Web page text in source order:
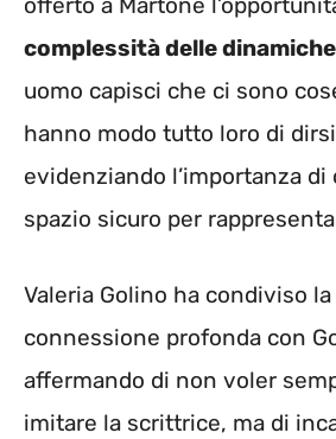
complessità delle
uomo capisci che ci sono
hanno modo tutto loro di
evidenziando l’importanza di
spazio sicuro per
Valeria Golino ha condiviso la
connessione profonda con
affermando di non voler
imitare la scrittrice, ma di